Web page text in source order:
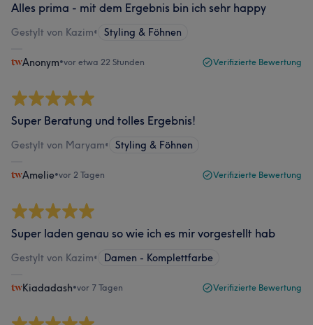
Alles prima - mit dem Ergebnis bin ich sehr happy
Gestylt von Kazim• Styling & Föhnen
Anonym•vor etwa 22 Stunden Verifizierte Bewertung
Super Beratung und tolles Ergebnis!
Gestylt von Maryam• Styling & Föhnen
Amelie•vor 2 Tagen Verifizierte Bewertung
Super laden genau so wie ich es mir vorgestellt hab
Gestylt von Kazim• Damen - Komplettfarbe
Kiadadash•vor 7 Tagen Verifizierte Bewertung